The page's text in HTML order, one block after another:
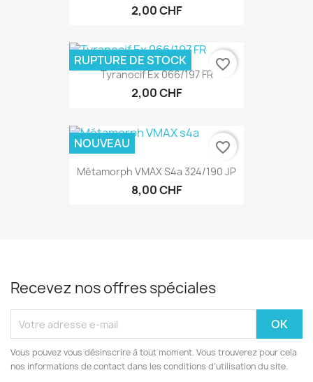
2,00 CHF
Tyranocif Ex 066/197 FR
2,00 CHF
RUPTURE DE STOCK favorite_border
Métamorph VMAX S4a 324/190 JP
8,00 CHF
NOUVEAU favorite_border
Recevez nos offres spéciales
Vous pouvez vous désinscrire à tout moment. Vous trouverez pour cela
nos informations de contact dans les conditions d'utilisation du site.